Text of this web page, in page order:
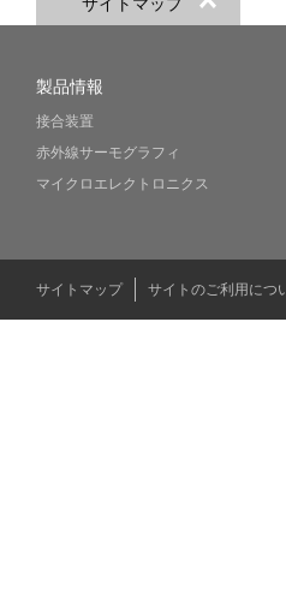
製品情報
接合装置
赤外線サーモグラフィ
マイクロエレクトロニクス
サイトマップ サイトのご利用につ